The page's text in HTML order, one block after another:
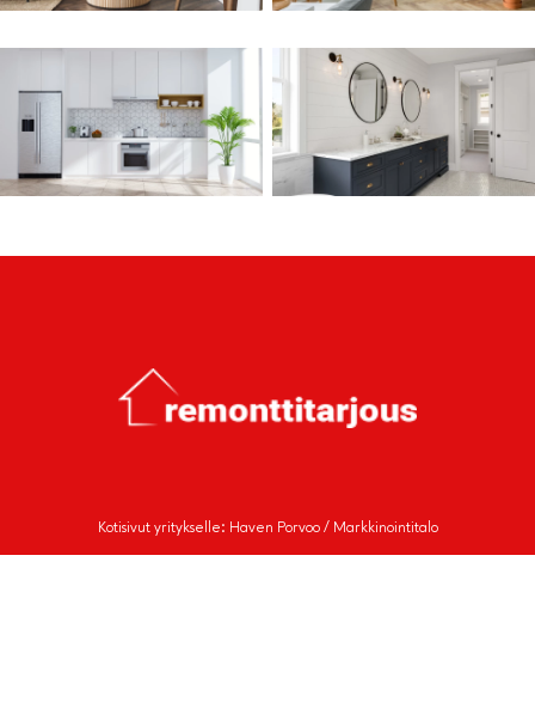
Kotisivut yritykselle: Haven Porvoo / Markkinointitalo